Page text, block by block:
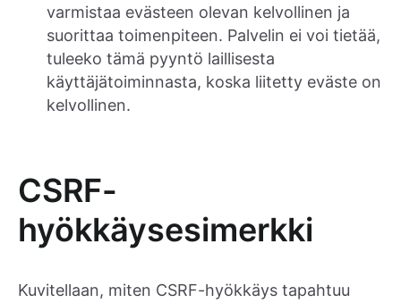
varmistaa evästeen olevan kelvollinen ja
suorittaa toimenpiteen. Palvelin ei voi tietää,
tuleeko tämä pyyntö laillisesta
käyttäjätoiminnasta, koska liitetty eväste on
kelvollinen.
CSRF-
hyökkäysesimerkki
Kuvitellaan, miten CSRF-hyökkäys tapahtuu